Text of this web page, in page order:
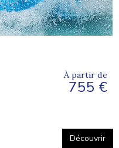
À partir de
755 €
Découvrir